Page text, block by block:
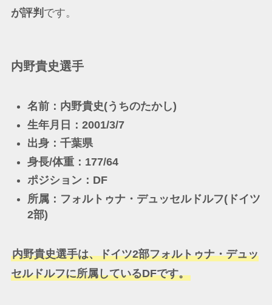
が評判 です。
内野貴史選手
名前：内野貴史(うちのたかし)
生年月日：2001/3/7
出身：千葉県
身長/体重：177/64
ポジション：DF
所属：フォルトゥナ・デュッセルドルフ(ドイツ
2部)
内野貴史選手は、ドイツ2部フォルトゥナ・デュッ
セルドルフに所属しているDFです。